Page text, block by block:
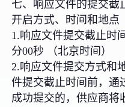
七、响应文件的提交截
开启方式、时间和地点
1.响应文件提交截止时
分00秒 （北京时间）
2.响应文件提交方式和
件提交截止时间前，通
成功提交的，供应商将